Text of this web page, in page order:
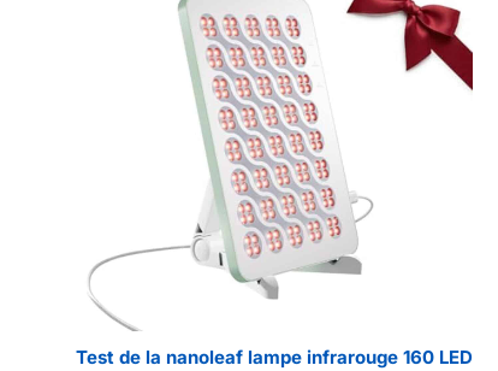
Test de la nanoleaf lampe infrarouge 160 LED